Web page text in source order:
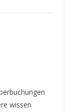
wissen